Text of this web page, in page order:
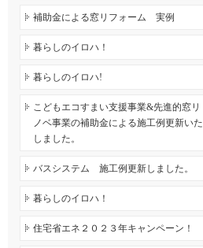
補助金による窓リフォーム 実例
暮らしのイロハ！
暮らしのイロハ!
こどもエコすまい支援事業&先進的窓リ
ノベ事業の補助金による施工例更新いた
しました。
バスシステム 施工例更新しました。
暮らしのイロハ！
住宅省エネ２０２３年キャンペーン！